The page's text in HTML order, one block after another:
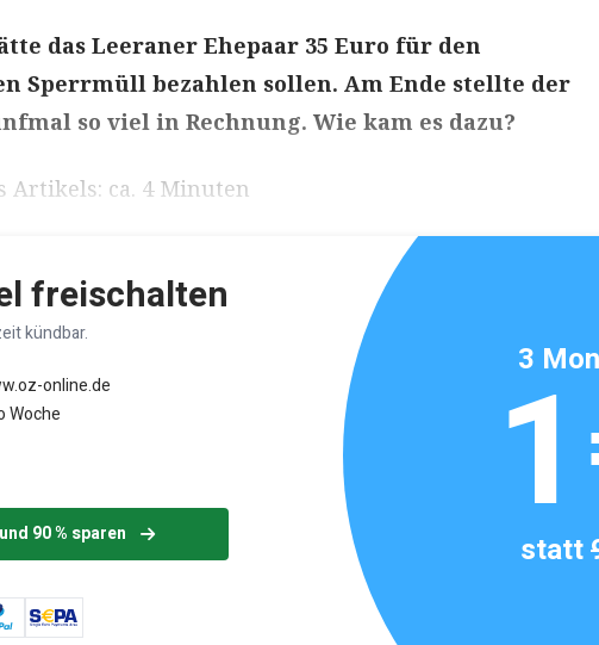
das Leeraner Ehepaar 35 Euro für den
Sperrmüll bezahlen sollen. Am Ende stellte der
so viel in Rechnung. Wie kam es dazu?
Artikels: ca. 4 Minuten
freischalten
kündbar.
online.de
Woche
90 % sparen
3
statt